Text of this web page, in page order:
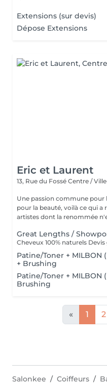
Extensions (sur devis)
Dépose Extensions
Eric et Laurent
13, Rue du Fossé Centre /
Une passion commune pour
pour la beauté, voilà ce qui a
artistes dont la renommée
Great Lengths /
Patine/Toner + MILBON
+ Brushing
Patine/Toner + MILBON
Brushing
« 1 2
Salonkee Coiffeurs